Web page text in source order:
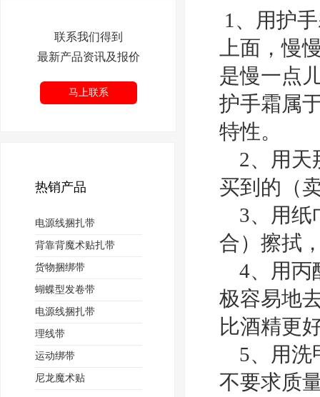
联系我们得到
最新产品资讯及报价
马上联系
热销产品
电源线捆扎带
背靠背魔术贴扎带
货物捆绑带
蝴蝶型发卷带
电源线捆扎带
理线带
运动绑带
尼龙魔术贴
1、用护
上面，慢
是慢一点
护手霜属
特性。
2、用天
买到的（
3、用纸
合）擦拭
4、用丙
极容易地
比酒精更
5、用洗
不要求质